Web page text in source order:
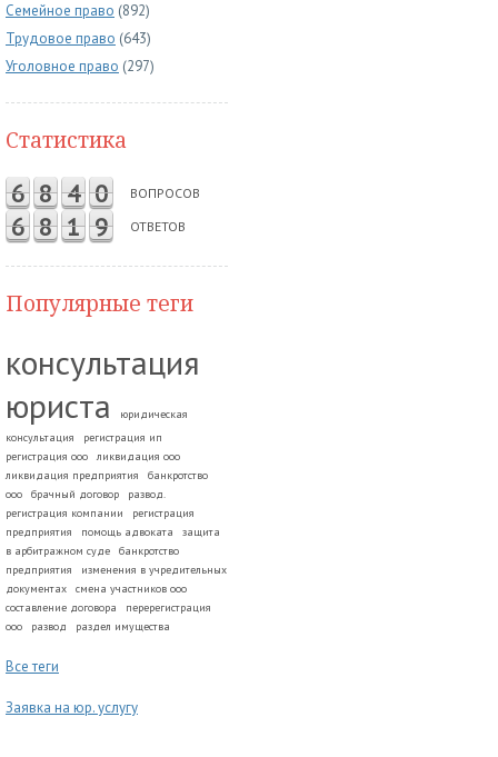
Семейное право (892)
Трудовое право (643)
Уголовное право (297)
Статистика
6 8 4 0 ВОПРОСОВ
6 8 1 9 ОТВЕТОВ
Популярные теги
консультация
юриста
юридическая
консультация
регистрация ип
регистрация ооо
ликвидация ооо
ликвидация предприятия
банкротство
ооо
брачный договор
развод.
регистрация компании
регистрация
предприятия
помощь адвоката
защита
в арбитражном суде
банкротство
предприятия
изменения в учредительных
документах
смена участников ооо
составление договора
перерегистрация
ооо
развод раздел имущества
Все теги
Заявка на юр. услугу